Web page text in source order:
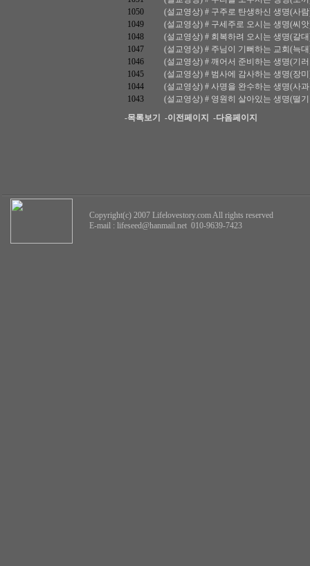
1050
(설교영상) # 구주로 탄생하신 생명(사
1049
(설교영상) # 구세주로 오시는 생명(씨
1048
(설교영상) # 회복하려 오시는 생명(갈
1047
(설교영상) # 주님이 기뻐하는 교회(늑
1046
(설교영상) # 깨어서 준비하는 생명(기
1045
(설교영상) # 범사에 감사하는 생명(장
1044
(설교영상) # 사명을 완수하는 생명(사
1043
(설교영상) # 영원히 살아있는 생명(떨
-목록보기
-이전페이지 -다음페이지
Copyright(c) 2007 Lifelovestory.com All rights reserved
E-mail : lifeseed@hanmail.net 010-9639-7423